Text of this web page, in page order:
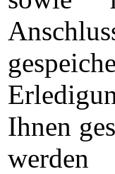
Ihnen
werden